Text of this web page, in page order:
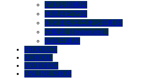
アトレ川崎店
水沢ロピア店
もとまちユニオン元町店
大船店（Instagram）
仙台三越店
PRODUCT
SCHOOL
WEDDING
ONLINE SHOP